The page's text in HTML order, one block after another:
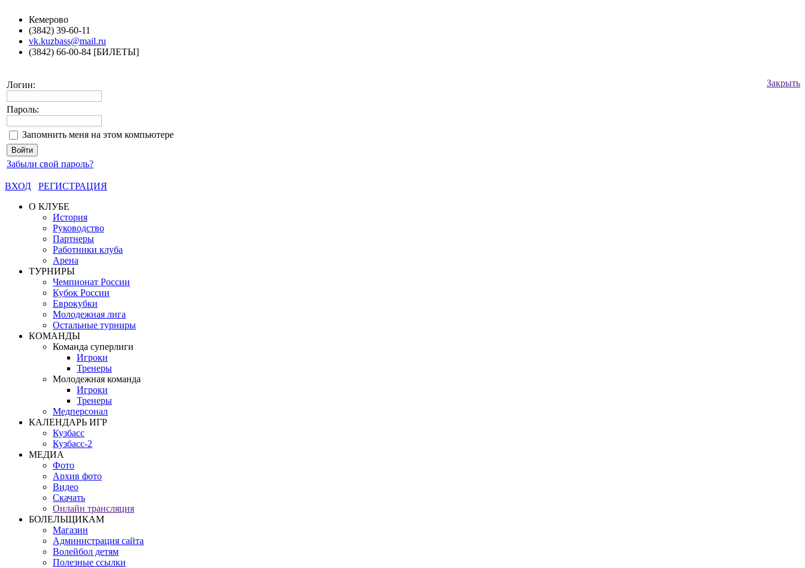
Кемерово
(3842) 39-60-11
vk.kuzbass@mail.ru
(3842) 66-00-84 [БИЛЕТЫ]
Закрыть
Логин:
Пароль:
Запомнить меня на этом компьютере
Забыли свой пароль?
ВХОД
РЕГИСТРАЦИЯ
О КЛУБЕ
История
Руководство
Партнеры
Работники клуба
Арена
ТУРНИРЫ
Чемпионат России
Кубок России
Еврокубки
Молодежная лига
Остальные турниры
КОМАНДЫ
Команда суперлиги
Игроки
Тренеры
Молодежная команда
Игроки
Тренеры
Медперсонал
КАЛЕНДАРЬ ИГР
Кузбасс
Кузбасс-2
МЕДИА
Фото
Архив фото
Видео
Скачать
Онлайн трансляция
БОЛЕЛЬЩИКАМ
Магазин
Администрация сайта
Волейбол детям
Полезные ссылки